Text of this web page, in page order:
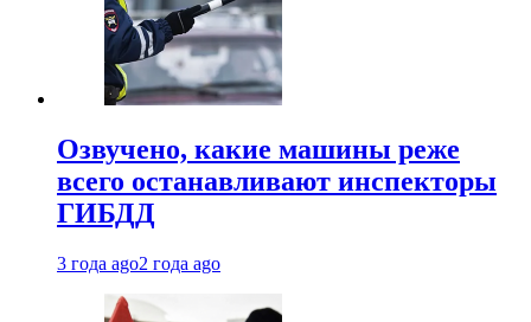
Озвучено, какие машины реже
всего останавливают инспекторы
ГИБДД
3 года ago2 года ago